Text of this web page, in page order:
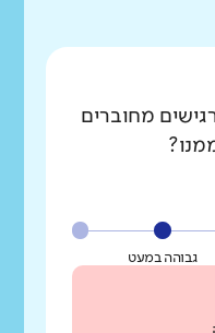
מחוברים
גבוהה במעט